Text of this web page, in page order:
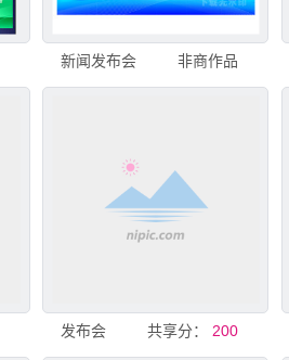
新闻发布会 非商作品
发布会 共享分： 200